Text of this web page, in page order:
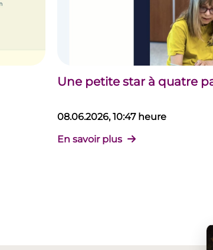
Une petite star à quatre
08.06.2026, 10:47 heure
En savoir plus